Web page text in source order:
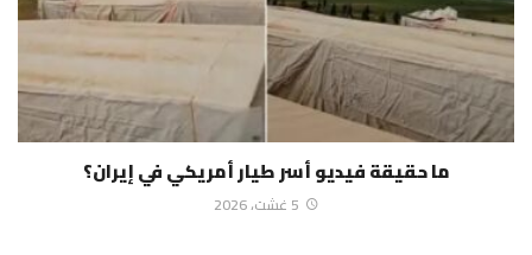
ما حقيقة فيديو أسر طيار أمريكي في إيران؟
5 غشت، 2026